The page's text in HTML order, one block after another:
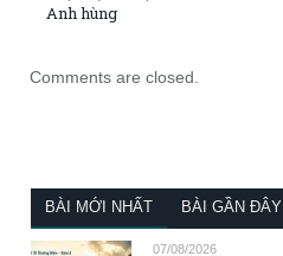
Anh hùng
Comments are closed.
BÀI MỚI NHẤT BÀI GẦN ĐÂY
07/08/2026